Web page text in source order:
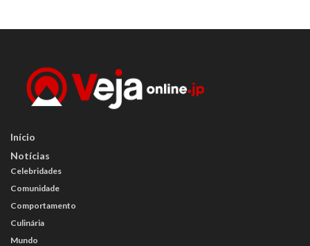
Início
Notícias
Celebridades
Comunidade
Comportamento
Culinária
Mundo